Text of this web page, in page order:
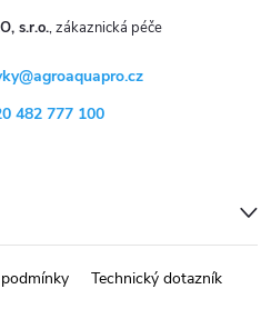
s.r.o.
@agroaquapro.cz
482 777 100
Technický dotazník